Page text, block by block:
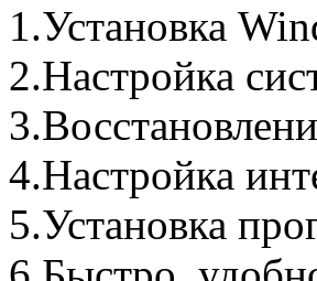
1.Установка
2.Настройка
4.Настройка
5.Установка